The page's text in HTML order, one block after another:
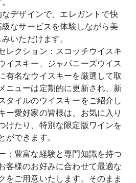
デザインで、エレガントで快
なサービスを体験しながら美
いただけます。
レクション：スコッチウイスキ
イスキー、ジャパニーズウイス
有名なウイスキーを厳選して取
ニューは定期的に更新され、新
タイルのウイスキーをご紹介し
ー愛好家の皆様は、お気に入り
けたり、特別な限定版ワインを
できます。
：豊富な経験と専門知識を持つ
客様のお好みに合わせて最適な
をご用意いたします。そのまま